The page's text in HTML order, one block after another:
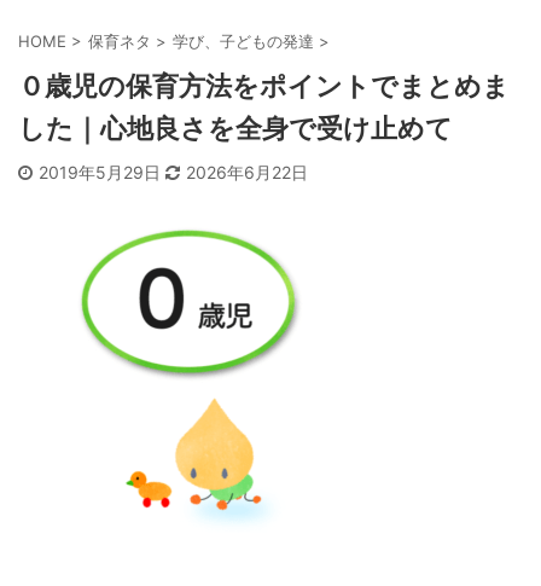
HOME > 保育ネタ > 学び、子どもの発達 >
０歳児の保育方法をポイントでまとめま
した｜心地良さを全身で受け止めて
2019年5月29日 2026年6月22日